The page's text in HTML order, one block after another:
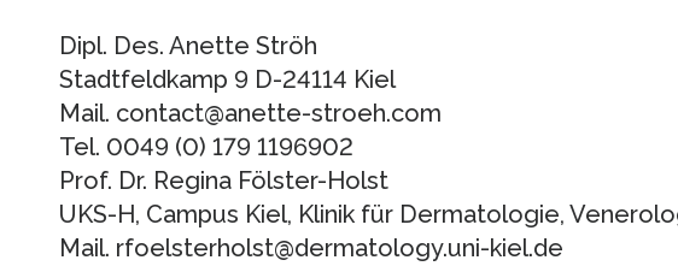
Dipl. Des. Anette Ströh
Stadtfeldkamp 9 D-24114 Kiel
Mail. contact@anette-stroeh.com
Tel. 0049 (0) 179 1196902
Prof. Dr. Regina Fölster-Holst
UKS-H, Campus Kiel, Klinik für Dermatologie,
Mail. rfoelsterholst@dermatology.uni-kiel.de